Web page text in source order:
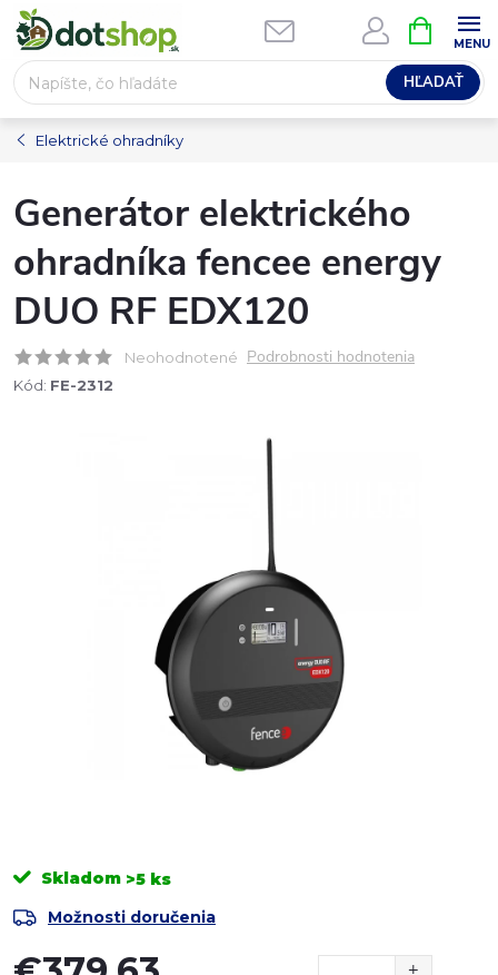
Prejsť
na
obsah
HĽADAŤ
KOŠÍK
Elektrické ohradníky
Generátor elektrického
ohradníka fencee energy
DUO RF EDX120
Neohodnotené Podrobnosti hodnotenia
Kód: FE-2312
Skladom >5 ks
Možnosti doručenia